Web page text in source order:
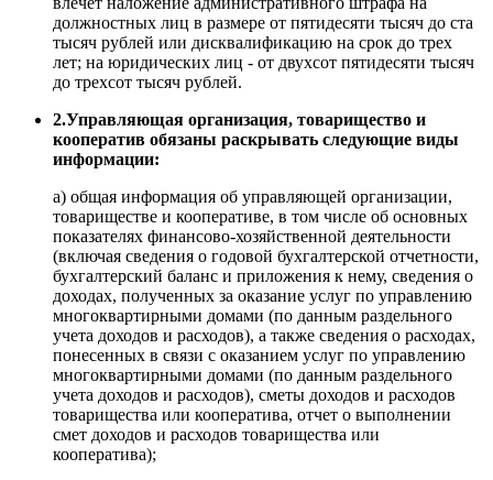
должностных лиц в размере от пятидесяти тысяч до ста
тысяч рублей или дисквалификацию на срок до трех
лет; на юридических лиц - от двухсот пятидесяти тысяч
до трехсот тысяч рублей.
2.Управляющая организация, товарищество и
кооператив обязаны раскрывать следующие виды
информации:
а) общая информация об управляющей организации,
товариществе и кооперативе, в том числе об основных
показателях финансово-хозяйственной деятельности
(включая сведения о годовой бухгалтерской отчетности,
бухгалтерский баланс и приложения к нему, сведения о
доходах, полученных за оказание услуг по управлению
многоквартирными домами (по данным раздельного
учета доходов и расходов), а также сведения о расходах,
понесенных в связи с оказанием услуг по управлению
многоквартирными домами (по данным раздельного
учета доходов и расходов), сметы доходов и расходов
товарищества или кооператива, отчет о выполнении
смет доходов и расходов товарищества или
кооператива);